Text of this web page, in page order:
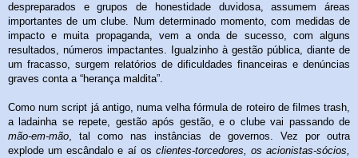
despreparados e grupos de honestidade duvidosa, assumem áreas
importantes de um clube. Num determinado momento, com medidas de
impacto e muita propaganda, vem a onda de sucesso, com alguns
resultados, números impactantes. Igualzinho à gestão pública, diante de
um fracasso, surgem relatórios de dificuldades financeiras e denúncias
graves conta a “herança maldita”.
Como num script já antigo, numa velha fórmula de roteiro de filmes trash,
a ladainha se repete, gestão após gestão, e o clube vai passando de
mão-em-mão, tal como nas instâncias de governos. Vez por outra
explode um escândalo e aí os clientes-torcedores, os acionistas-sócios,